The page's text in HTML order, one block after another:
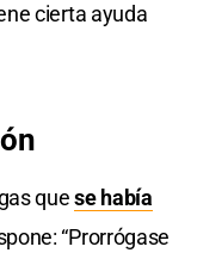
cierta ayuda
quese había
“Prorrógase